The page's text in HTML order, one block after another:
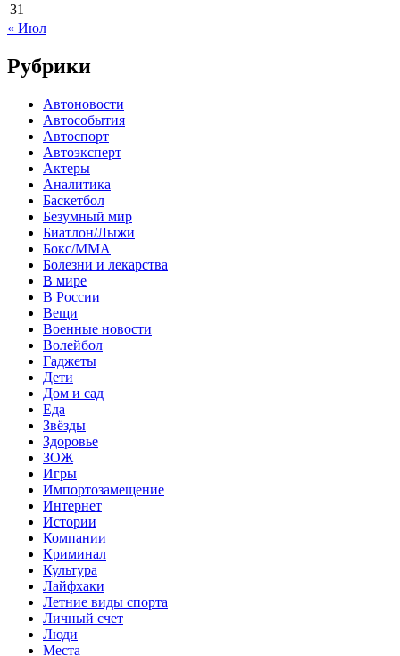
31
« Июл
Рубрики
Автоновости
Автособытия
Автоспорт
Автоэксперт
Актеры
Аналитика
Баскетбол
Безумный мир
Биатлон/Лыжи
Бокс/MMA
Болезни и лекарства
В мире
В России
Вещи
Военные новости
Волейбол
Гаджеты
Дети
Дом и сад
Еда
Звёзды
Здоровье
ЗОЖ
Игры
Импортозамещение
Интернет
Истории
Компании
Криминал
Культура
Лайфхаки
Летние виды спорта
Личный счет
Люди
Места